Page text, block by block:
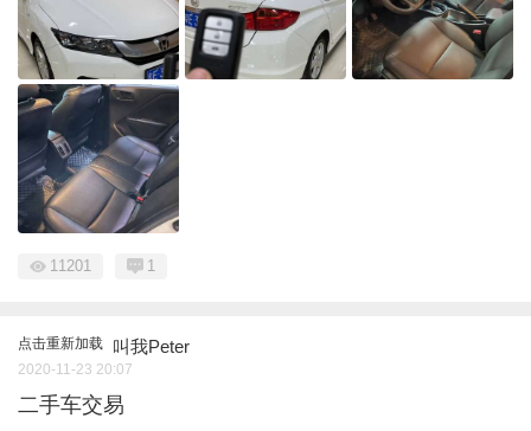
11201 1
点击重新加载 叫我Peter
2020-11-23 20:07
二手车交易